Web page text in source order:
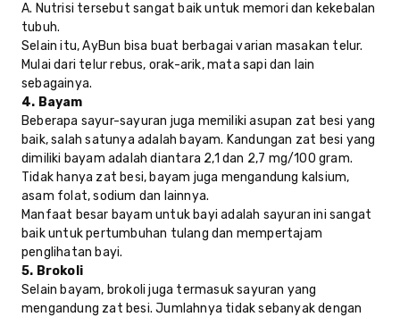
A. Nutrisi tersebut sangat baik untuk memori dan kekebalan
tubuh.
Selain itu, AyBun bisa buat berbagai varian masakan telur.
Mulai dari telur rebus, orak-arik, mata sapi dan lain
sebagainya.
4. Bayam
Beberapa sayur-sayuran juga memiliki asupan zat besi yang
baik, salah satunya adalah bayam. Kandungan zat besi yang
dimiliki bayam adalah diantara 2,1 dan 2,7 mg/100 gram.
Tidak hanya zat besi, bayam juga mengandung kalsium,
asam folat, sodium dan lainnya.
Manfaat besar bayam untuk bayi adalah sayuran ini sangat
baik untuk pertumbuhan tulang dan mempertajam
penglihatan bayi.
5. Brokoli
Selain bayam, brokoli juga termasuk sayuran yang
mengandung zat besi. Jumlahnya tidak sebanyak dengan